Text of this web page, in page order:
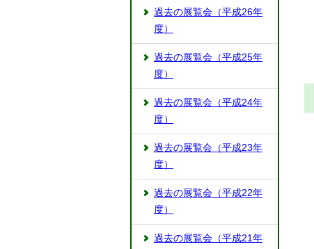
過去の展覧会（平成26年
度）
過去の展覧会（平成25年
度）
過去の展覧会（平成24年
度）
過去の展覧会（平成23年
度）
過去の展覧会（平成22年
度）
過去の展覧会（平成21年